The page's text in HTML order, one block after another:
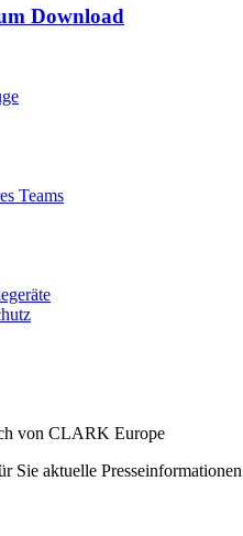
Download
Teams
von CLARK Europe
Sie aktuelle